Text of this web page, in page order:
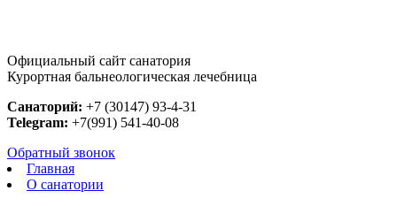
Официальный сайт санатория
Курортная бальнеологическая лечебница
Санаторий: +7 (30147) 93-4-31
Telegram: +7(991) 541-40-08
Обратный звонок
Главная
О санатории